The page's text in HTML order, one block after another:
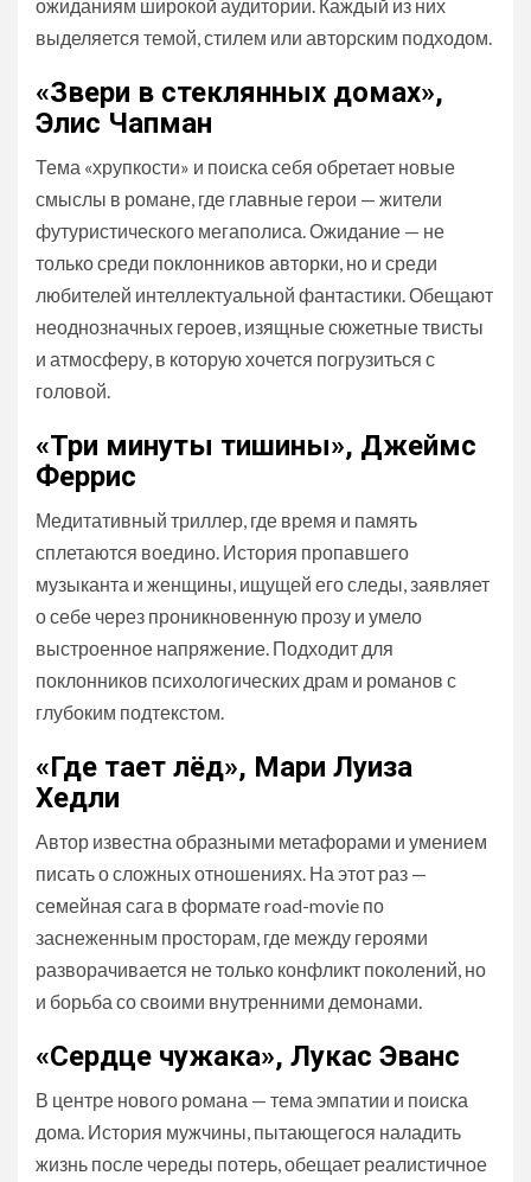
ожиданиям широкой аудитории. Каждый из них
выделяется темой, стилем или авторским подходом.
«Звери в стеклянных домах»,
Элис Чапман
Тема «хрупкости» и поиска себя обретает новые
смыслы в романе, где главные герои — жители
футуристического мегаполиса. Ожидание — не
только среди поклонников авторки, но и среди
любителей интеллектуальной фантастики. Обещают
неоднозначных героев, изящные сюжетные твисты
и атмосферу, в которую хочется погрузиться с
головой.
«Три минуты тишины», Джеймс
Феррис
Медитативный триллер, где время и память
сплетаются воедино. История пропавшего
музыканта и женщины, ищущей его следы, заявляет
о себе через проникновенную прозу и умело
выстроенное напряжение. Подходит для
поклонников психологических драм и романов с
глубоким подтекстом.
«Где тает лёд», Мари Луиза
Хедли
Автор известна образными метафорами и умением
писать о сложных отношениях. На этот раз —
семейная сага в формате road-movie по
заснеженным просторам, где между героями
разворачивается не только конфликт поколений, но
и борьба со своими внутренними демонами.
«Сердце чужака», Лукас Эванс
В центре нового романа — тема эмпатии и поиска
дома. История мужчины, пытающегося наладить
жизнь после череды потерь, обещает реалистичное